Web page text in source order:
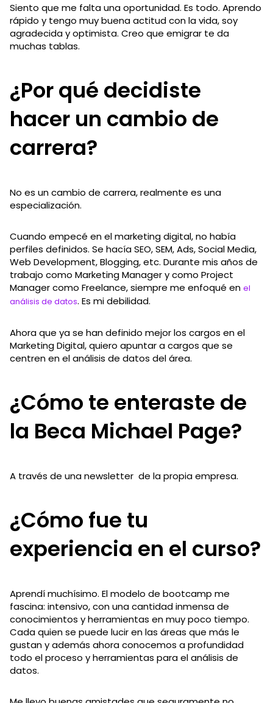
Siento que me falta una oportunidad. Es todo. Aprendo
rápido y tengo muy buena actitud con la vida, soy
agradecida y optimista. Creo que emigrar te da
muchas tablas.
¿Por qué decidiste
hacer un cambio de
carrera?
No es un cambio de carrera, realmente es una
especialización.
Cuando empecé en el marketing digital, no había
perfiles definidos. Se hacía SEO, SEM, Ads, Social Media,
Web Development, Blogging, etc. Durante mis años de
trabajo como Marketing Manager y como Project
Manager como Freelance, siempre me enfoqué en el
análisis de datos. Es mi debilidad.
Ahora que ya se han definido mejor los cargos en el
Marketing Digital, quiero apuntar a cargos que se
centren en el análisis de datos del área.
¿Cómo te enteraste de
la Beca Michael Page?
A través de una newsletter de la propia empresa.
¿Cómo fue tu
experiencia en el curso?
Aprendí muchísimo. El modelo de bootcamp me
fascina: intensivo, con una cantidad inmensa de
conocimientos y herramientas en muy poco tiempo.
Cada quien se puede lucir en las áreas que más le
gustan y además ahora conocemos a profundidad
todo el proceso y herramientas para el análisis de
datos.